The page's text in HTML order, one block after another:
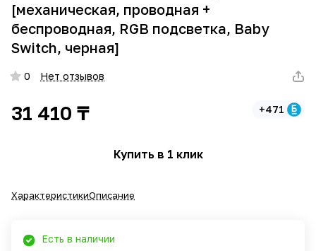
[механическая, проводная +
беспроводная, RGB подсветка, Baby
Switch, черная]
0 Нет отзывов
31 410 ₸ +471
Купить в 1 клик
ХарактеристикиОписание
Есть в наличии